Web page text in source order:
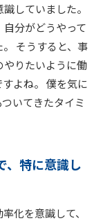
していました。
分がどうやって
そうすると、事
りたいように働
よね。 僕を気に
いてきたタイミ
、特に意識し
化を意識して、